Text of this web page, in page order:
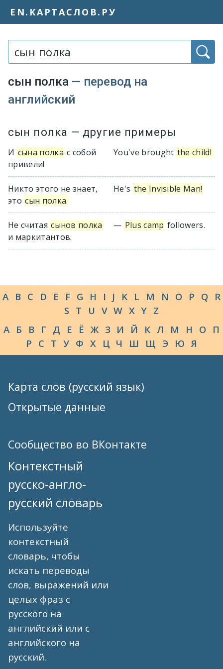
EN.КАРТАСЛОВ.РУ
сын полка — перевод на
английский
сын полка — другие примеры
И сына полка с собой
привели!
You've brought the child!
Никто этого не знает,
это сын полка.
He's the Invisible Man!
Не считая сынов полка
и маркитантов.
— Plus camp followers.
A B C D E F G H I J K L M N O P Q R
S T U V W X Y Z
А Б В Г Д Е Ё Ж З И Й К Л М Н О П
Р С Т У Ф Х Ц Ч Ш Щ Э Ю Я
Карта слов (русский язык)
Открытые данные
Сообщество во ВКонтакте
Контекстный
русско-англо-
русский словарь
Используйте
контекстный
словарь, чтобы
искать переводы
слов, выражений или
целых фраз с
русского на
английский или с
английского на
русский.